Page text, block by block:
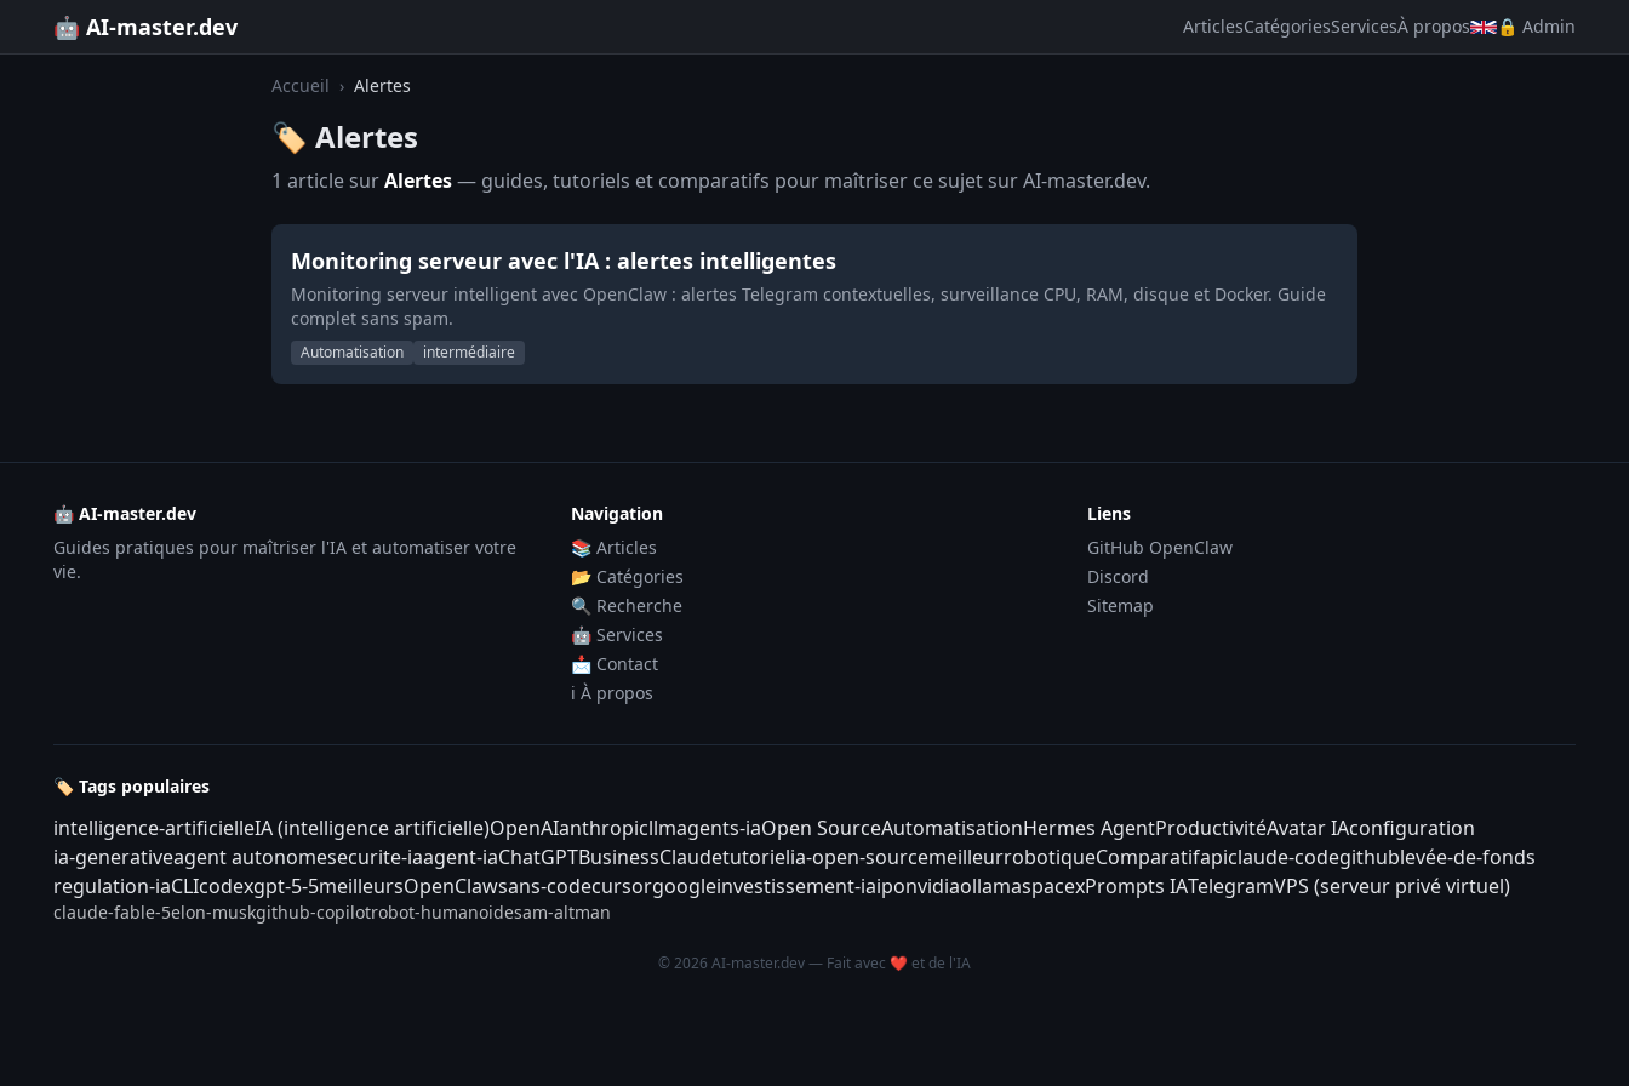
🤖 AI-master.dev ArticlesCatégoriesServicesÀ propos 🔒 Admin
Accueil › Alertes
🏷️ Alertes
1 article surAlertes— guides, tutoriels et comparatifs pour maîtriser ce sujet sur AI-master.dev.
Monitoring serveur avec l'IA : alertes intelligentes
Monitoring serveur intelligent avec OpenClaw : alertes Telegram contextuelles, surveillance CPU, RAM, disque et Docker. Guide
complet sans spam.
Automatisation intermédiaire
🤖 AI-master.dev
Guides pratiques pour maîtriser l'IA et automatiser votre
vie.
Navigation
📚 Articles
📂 Catégories
🔍 Recherche
🤖 Services
📩 Contact
ℹ️ À propos
Liens
GitHub OpenClaw
Discord
Sitemap
🏷️ Tags populaires
intelligence-artificielleIA (intelligence artificielle)OpenAIanthropicllmagents-iaOpen SourceAutomatisationHermes AgentProductivitéAvatar IAconfiguration
ia-generativeagent autonomesecurite-iaagent-iaChatGPTBusinessClaudetutorielia-open-sourcemeilleurrobotiqueComparatifapiclaude-codegithublevée-de-fonds
regulation-iaCLIcodexgpt-5-5meilleursOpenClawsans-codecursorgoogleinvestissement-iaiponvidiaollamaspacexPrompts IATelegramVPS (serveur privé virtuel)
claude-fable-5elon-muskgithub-copilotrobot-humanoidesam-altman
© 2026 AI-master.dev — Fait avec ❤️ et de l'IA